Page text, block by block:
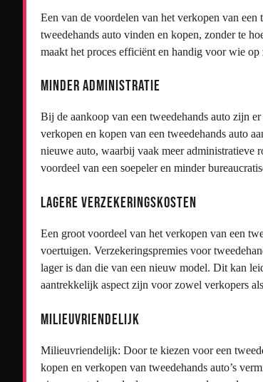
Een van de voordelen van het verkopen van
tweedehands auto vinden en kopen, zonder te
maakt het proces efficiënt en handig voor wie
Minder administratie
Bij de aankoop van een tweedehands auto zijn
verkopen en kopen van een tweedehands auto
nieuwe auto, waarbij vaak meer administratieve
voordeel van een soepeler en minder
Lagere verzekeringskosten
Een groot voordeel van het verkopen van een
voertuigen. Verzekeringspremies voor
lager is dan die van een nieuw model. Dit kan
aantrekkelijk aspect zijn voor zowel verkopers
Milieuvriendelijk
Milieuvriendelijk: Door te kiezen voor een
kopen en verkopen van tweedehands auto’s